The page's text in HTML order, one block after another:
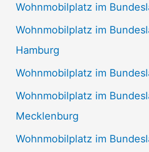
Wohnmobilplatz im
Wohnmobilplatz im
Hamburg
Wohnmobilplatz im
Wohnmobilplatz im
Mecklenburg
Wohnmobilplatz im